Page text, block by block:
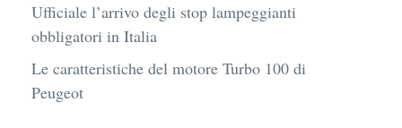
Ufficiale l’arrivo degli stop lampeggianti
obbligatori in Italia
Le caratteristiche del motore Turbo 100 di
Peugeot